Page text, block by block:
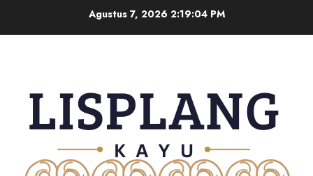
Agustus 7, 2026 2:19:05 PM